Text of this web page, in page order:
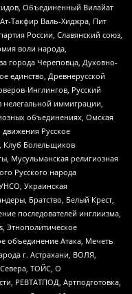
Объединенный Вилайат
Такфир Валь-Хиджра, Пит
России, Славянский союз,
воли народа,
города Череповца, Духовно-
единство, Древнерусской
Инглингов, Русский
иммиграции,
объединениях, Омская
Русское
Клуб Болельщиков
Мусульманская религиозная
Русского народа
Украинская
Братство, Белый Крест,
последователей инглиизма,
Этнополитическое
объединение Атака, Мечеть
г. Астрахани, ВОЛЯ,
ТОЙС, О
РЕВТАТПОД, Артподготовка,